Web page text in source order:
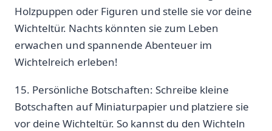
Holzpuppen oder Figuren und stelle sie vor deine​
Wichteltür. Nachts könnten sie zum Leben
erwachen und spannende Abenteuer im
Wichtelreich erleben!
15. Persönliche Botschaften: Schreibe kleine
Botschaften auf Miniaturpapier und platziere sie
vor deine‌ Wichteltür. So ⁣kannst du den Wichteln